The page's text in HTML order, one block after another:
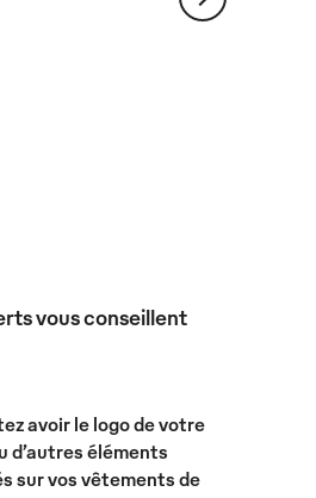
vous conseillent
avoir le logo de votre
d’autres éléments
sur vos vêtements de